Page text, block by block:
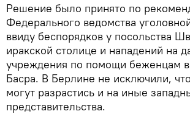
Решение было принято по
Федерального ведомства
ввиду беспорядков у посольства
иракской столице и нападений на
учреждения по помощи беженцам
Басра. В Берлине не исключили,
могут разрастись и на иные
представительства.